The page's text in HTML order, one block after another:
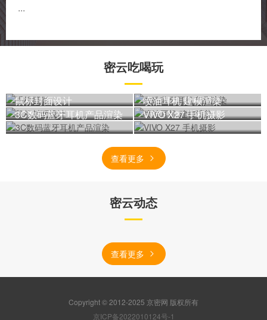
...
密云吃喝玩
鼠标封面设计
喷油耳机 建模渲染
3C数码蓝牙耳机产品渲染
VIVO X27 手机摄影
查看更多
密云动态
查看更多
Copyright © 2012-2025 京密网 版权所有
京ICP备2022010124号-1